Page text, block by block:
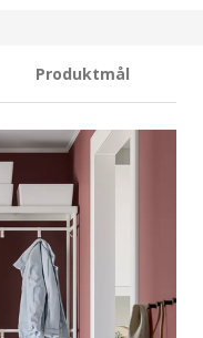
Produktmål